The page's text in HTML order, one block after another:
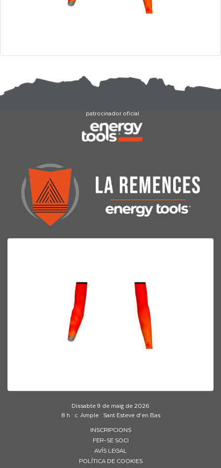
patrocinador oficial
Dissabte 9 de maig de 2026
8 h · c. Ample · Sant Esteve d’en Bas
INSCRIPCIONS
FER-SE SOCI
AVÍS LEGAL
POLÍTICA DE COOKIES